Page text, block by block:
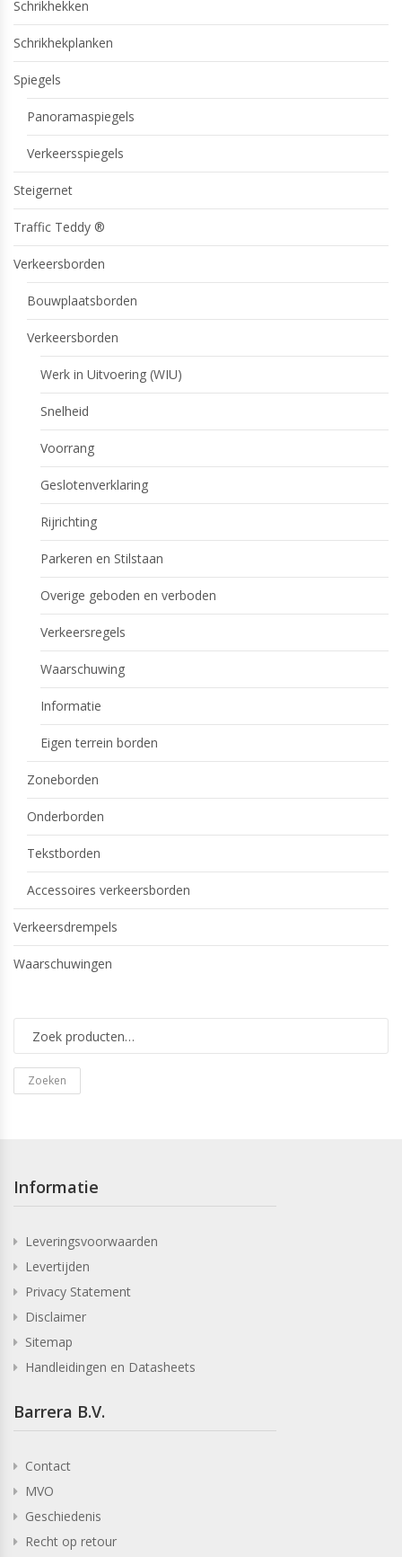
Schrikhekken
Schrikhekplanken
Spiegels
Panoramaspiegels
Verkeersspiegels
Steigernet
Traffic Teddy ®
Verkeersborden
Bouwplaatsborden
Verkeersborden
Werk in Uitvoering (WIU)
Snelheid
Voorrang
Geslotenverklaring
Rijrichting
Parkeren en Stilstaan
Overige geboden en verboden
Verkeersregels
Waarschuwing
Informatie
Eigen terrein borden
Zoneborden
Onderborden
Tekstborden
Accessoires verkeersborden
Verkeersdrempels
Waarschuwingen
Zoeken
Informatie
Leveringsvoorwaarden
Levertijden
Privacy Statement
Disclaimer
Sitemap
Handleidingen en Datasheets
Barrera B.V.
Contact
MVO
Geschiedenis
Recht op retour